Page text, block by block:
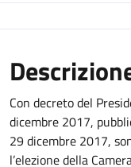
Con decreto del
dicembre 2017,
29 dicembre 2017,
l’elezione della